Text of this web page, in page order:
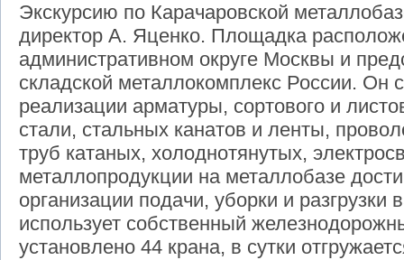
Экскурсию по Карачаровской
директор А. Яценко. Площадка
административном округе Москвы и
складской металлокомплекс России. Он
реализации арматуры, сортового и
стали, стальных канатов и ленты,
труб катаных, холоднотянутых,
металлопродукции на металлобазе
организации подачи, уборки и разгрузки
использует собственный
установлено 44 крана, в сутки